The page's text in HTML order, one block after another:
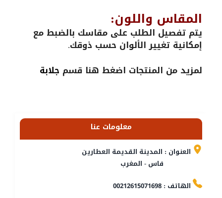
المقاس واللون:
يتم تفصيل الطلب على مقاسك بالضبط مع
إمكانية تغيير الألوان حسب ذوقك.
لمزيد من المنتجات اضغط هنا قسم جلابة
معلومات عنا
العنوان : المدينة القديمة العطارين
فاس - المغرب
الهاتف : 00212615071698